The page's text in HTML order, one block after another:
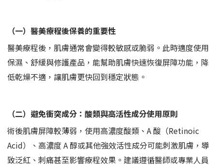
（一）醫美療程後保養的重要性
醫美療程後，肌膚通常會變得較敏感或脆弱。此時適度使用
保濕、舒緩與修護產品，能幫助肌膚快速恢復屏障功能，降
低乾燥不適，讓肌膚更快回到穩定狀態。
（二）避免衝突成分：酸類與高活性成分使用原則
術後肌膚屏障較薄弱，使用高濃度酸類、A 酸（Retinoic
Acid）、高濃度 A 醇或其他強效活性成分可能刺激肌膚，導
致泛紅、刺痛甚至影響療程效果。建議遵循醫師或專業人員